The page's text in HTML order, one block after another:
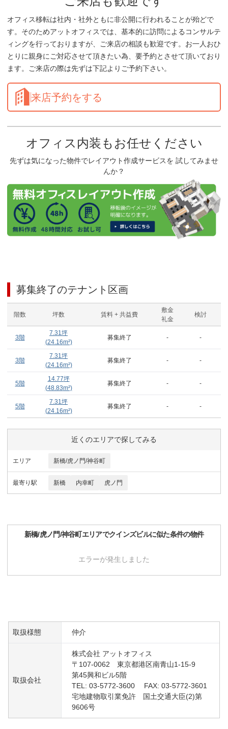
オフィス移転は社内・社外ともに非公開に行われることが殆どで
す。そのためアットオフィスでは、基本的に訪問によるコンサルテ
ィングを行っておりますが、ご来店の相談も歓迎です。お一人おひ
とりに親身にご対応させて頂きたい為、要予約とさせて頂いており
ます。ご来店の際は先ずは下記よりご予約下さい。
来店予約をする
オフィス内装もお任せください
先ずは気になった物件でレイアウト作成サービスを 試してみませ
んか？
募集終了のテナント区画
階数 坪数 賃料 + 共益費
敷金
礼金
検討
3階
7.31坪
(24.16m²)
募集終了 - -
3階
7.31坪
(24.16m²)
募集終了 - -
5階
14.77坪
(48.83m²)
募集終了 - -
5階
7.31坪
(24.16m²)
募集終了 - -
近くのエリアで探してみる
エリア 新橋/虎ノ門/神谷町
最寄り駅 新橋 内幸町 虎ノ門
新橋/虎ノ門/神谷町エリアでクインズビルに似た条件の物件
エラーが発生しました
取扱様態 仲介
取扱会社
株式会社 アットオフィス
〒107-0062 東京都港区南青山1-15-9
第45興和ビル5階
TEL: 03-5772-3600 FAX: 03-5772-3601
宅地建物取引業免許 国土交通大臣(2)第
9606号